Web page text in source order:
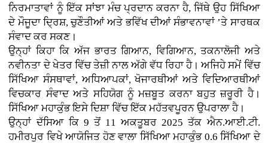
ਨਿਰਮਾਤਾਵਾਂ ਨੂੰ ਇੱਕ ਸਾਂਝਾ ਮੰਚ ਪ੍ਰਦਾਨ ਕਰਨਾ ਹੈ, ਜਿੱਥੇ ਉਹ ਸਿੱਖਿਆ
ਦੇ ਮੌਜੂਦਾ ਦ੍ਰਿਸ਼, ਚੁਣੌਤੀਆਂ ਅਤੇ ਭਵਿੱਖ ਦੀਆਂ ਸੰਭਾਵਨਾਵਾਂ ’ਤੇ ਸਾਰਥਕ
ਸੰਵਾਦ ਕਰ ਸਕਣ।
ਉਨ੍ਹਾਂ ਕਿਹਾ ਕਿ ਅੱਜ ਭਾਰਤ ਗਿਆਨ, ਵਿਗਿਆਨ, ਤਕਨਾਲੋਜੀ ਅਤੇ
ਨਵੀਨਤਾ ਦੇ ਖੇਤਰ ਵਿੱਚ ਤੇਜ਼ੀ ਨਾਲ ਅੱਗੇ ਵੱਧ ਰਿਹਾ ਹੈ। ਅਜਿਹੇ ਸਮੇਂ ਵਿੱਚ
ਸਿੱਖਿਆ ਸੰਸਥਾਵਾਂ, ਅਧਿਆਪਕਾਂ, ਖੋਜਾਰਥੀਆਂ ਅਤੇ ਵਿਦਿਆਰਥੀਆਂ
ਵਿਚਕਾਰ ਸੰਵਾਦ ਅਤੇ ਸਹਿਯੋਗ ਨੂੰ ਮਜ਼ਬੂਤ ਕਰਨਾ ਬਹੁਤ ਜ਼ਰੂਰੀ ਹੈ।
ਸਿੱਖਿਆ ਮਹਾਕੁੰਭ ਇਸੇ ਦਿਸ਼ਾ ਵਿੱਚ ਇੱਕ ਮਹੱਤਵਪੂਰਨ ਉਪਰਾਲਾ ਹੈ।
ਉਨ੍ਹਾਂ ਦੱਸਿਆ ਕਿ 9 ਤੋਂ 11 ਅਕਤੂਬਰ 2025 ਤੱਕ ਐਨ.ਆਈ.ਟੀ.
ਹਮੀਰਪੁਰ ਵਿਖੇ ਆਯੋਜਿਤ ਹੋਣ ਵਾਲਾ ਸਿੱਖਿਆ ਮਹਾਕੁੰਭ 0.6 ਸਿੱਖਿਆ ਦੇ